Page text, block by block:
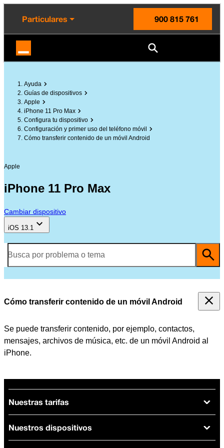
principal
la página
Particulares
900 815 761
Ayuda
Guías de dispositivos
Apple
iPhone 11 Pro Max
Configura tu dispositivo
Configuración y primer uso del teléfono móvil
Cómo transferir contenido de un móvil Android
Apple
iPhone 11 Pro Max
Cambiar dispositivo
iOS 13.1
Busca por problema o tema
Cómo transferir contenido de un móvil Android
Se puede transferir contenido, por ejemplo, contactos,
mensajes, archivos de música, etc. de un móvil Android al
iPhone.
Nuestras tarifas
Tarifas Orange
Tarifas fibra y móvil
Nuestros dispositivos